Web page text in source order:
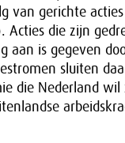
van gerichte
Acties die zijn
aan is gegeven
sluiten
die Nederland